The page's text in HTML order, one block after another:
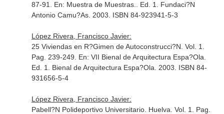
87-91. En: Muestra de Muestras.
. Ed. 1. Fundaci?N
Antonio Camu?As. 2003. ISBN 84-923941-5-3
López Rivera, Francisco Javier:
25 Viviendas en R?Gimen de Autoconstrucci?N. Vol. 1.
Pag. 239-249. En: VII Bienal de Arquitectura Espa?Ola
Ed. 1. Bienal de Arquitectura Espa?Ola. 2003. ISBN 84-
931656-5-4
López Rivera, Francisco Javier:
Pabell?N Polideportivo Universitario. Huelva. Vol. 1. Pag.